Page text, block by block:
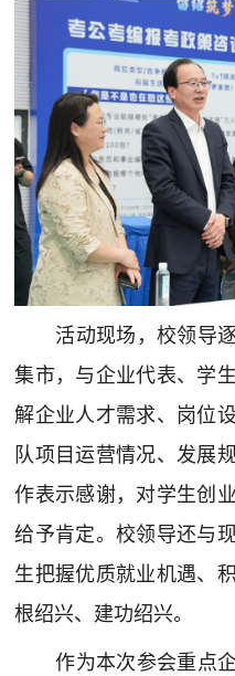
活动现场，校领导
集市，与企业代表、学
解企业人才需求、岗位
队项目运营情况、发展
作表示感谢，对学生创
给予肯定。校领导还与
生把握优质就业机遇、
根绍兴、建功绍兴。
作为本次参会重点